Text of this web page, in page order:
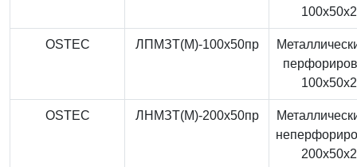
OSTEC ЛПМЗТ(М)-100x50пр
OSTEC ЛНМЗТ(М)-200x50пр